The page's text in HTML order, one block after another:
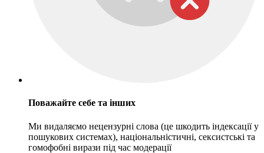
Поважайте себе та інших
Ми видаляємо нецензурні слова (це шкодить індексації у
пошукових системах), національністичні, сексистські та
гомофобні вирази під час модерації